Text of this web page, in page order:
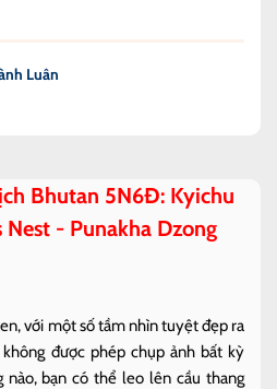
Luân
Bhutan 5N6Đ: Kyichu
Nest - Punakha Dzong
với một số tầm nhìn tuyệt đẹp ra
được phép chụp ảnh bất kỳ
nào, bạn có thể leo lên cầu thang